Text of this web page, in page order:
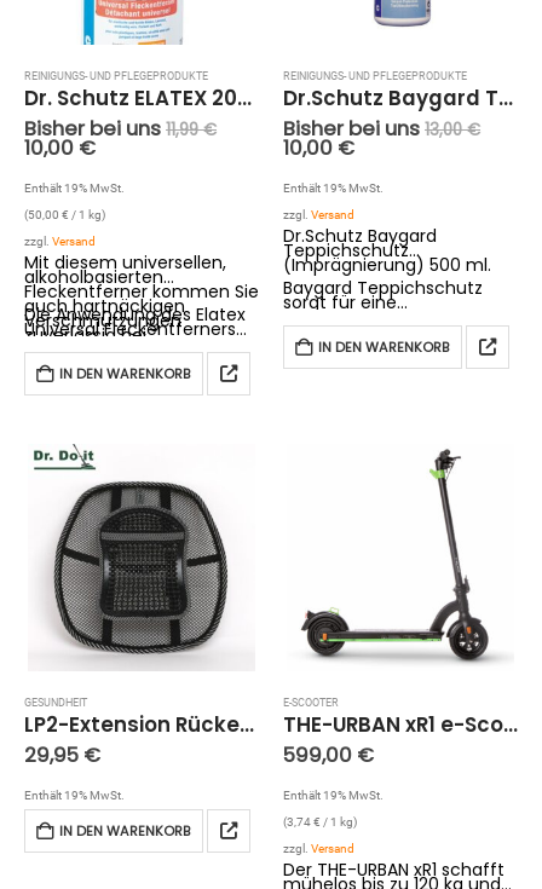
REINIGUNGS- UND PFLEGEPRODUKTE
Dr. Schutz ELATEX 200 ml.
Bisher bei uns 11,99€
10,00 €
Enthält 19% MwSt.
(50,00 € / 1 kg)
zzgl. Versand
Mit diesem universellen,
alkoholbasierten
Fleckentferner kommen Sie
auch hartnäckigen
Verschmutzungen
zuverlässig bei.
Die Anwendung des Elatex
Universal Fleckentferners
erstreckt sich dabei von
Teppichen, textilen
Bodenbelägen und Polstern
über elastische
Bodenbeläge bis…
IN DEN WARENKORB
REINIGUNGS- UND PFLEGEPRODUKTE
Dr.Schutz Baygard Teppichschutz (Imprägnierung) 500 ml.
Bisher bei uns 13,00€
10,00 €
Enthält 19% MwSt.
zzgl. Versand
Dr.Schutz Baygard
Teppichschutz
(Imprägnierung) 500 ml.
Baygard Teppichschutz
sorgt für eine
schmutzabweisende
Teppichimprägnierung und
umhüllt die Fasern mit
einem unsichtbaren
Schutzfilm. Durch die
IN DEN WARENKORB
GESUNDHEIT
LP2-Extension Rückenstütze, bis zu 100kg
29,95 €
Enthält 19% MwSt.
IN DEN WARENKORB
E-SCOOTER
THE-URBAN xR1 e-Scooter
599,00 €
Enthält 19% MwSt.
(3,74€ / 1 kg)
zzgl. Versand
Der THE-URBAN xR1 schafft